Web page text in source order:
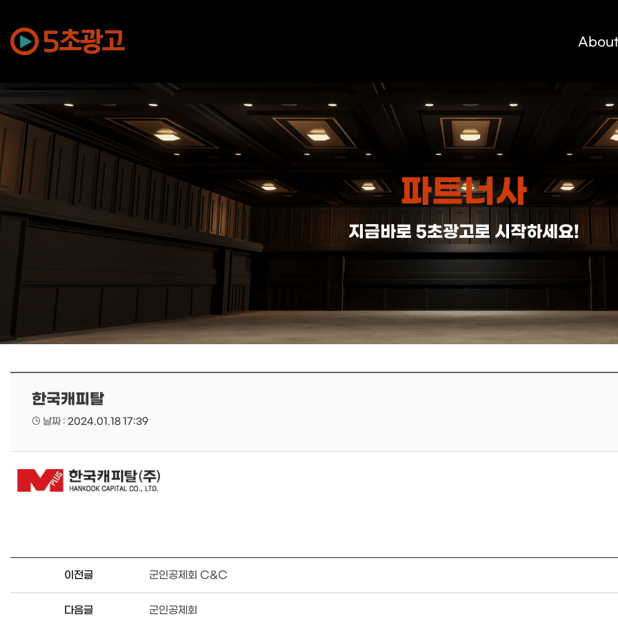
파트너사
지금바로 5초광고로 시작하세요!
한국캐피탈
날짜 : 2024.01.18 17:39
이전글 군인공제회 C&C
다음글 군인공제회